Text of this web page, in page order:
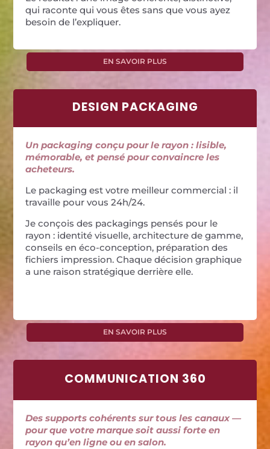
qui raconte qui vous êtes sans que vous ayez
besoin de l’expliquer.
EN SAVOIR PLUS
DESIGN PACKAGING
Un packaging conçu pour le rayon : lisible,
mémorable, et pensé pour convaincre les
acheteurs.
Le packaging est votre meilleur commercial : il
travaille pour vous 24h/24.
Je conçois des packagings pensés pour le
rayon : identité visuelle, architecture de gamme,
conseils en éco-conception, préparation des
fichiers impression. Chaque décision graphique
a une raison stratégique derrière elle.
EN SAVOIR PLUS
COMMUNICATION 360
Des supports cohérents sur tous les canaux —
pour que votre marque soit aussi forte en
rayon qu’en ligne ou en salon.